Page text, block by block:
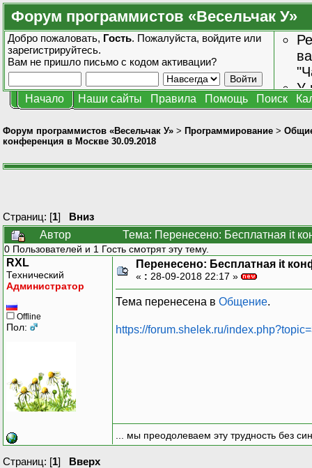
Форум программистов «Весельчак У»
Добро пожаловать, Гость. Пожалуйста, войдите или
зарегистрируйтесь.
Вам не пришло письмо с кодом активации?
У
Начало Наши сайты Правила Помощь Поиск
Форум программистов «Весельчак У» > Программирование >
конференция в Москве 30.09.2018
Страниц: [1] Вниз
Автор
Тема: Перенесено: Бесплатная it
0 Пользователей и 1 Гость смотрят эту тему.
RXL
Технический
Администратор
Offline
Пол:
Перенесено: Бесплатная it
« : 28-09-2018 22:17 »
Тема перенесена в Общение.
https://forum.shelek.ru/
... мы преодолеваем эту трудность без
Страниц: [1] Вверх